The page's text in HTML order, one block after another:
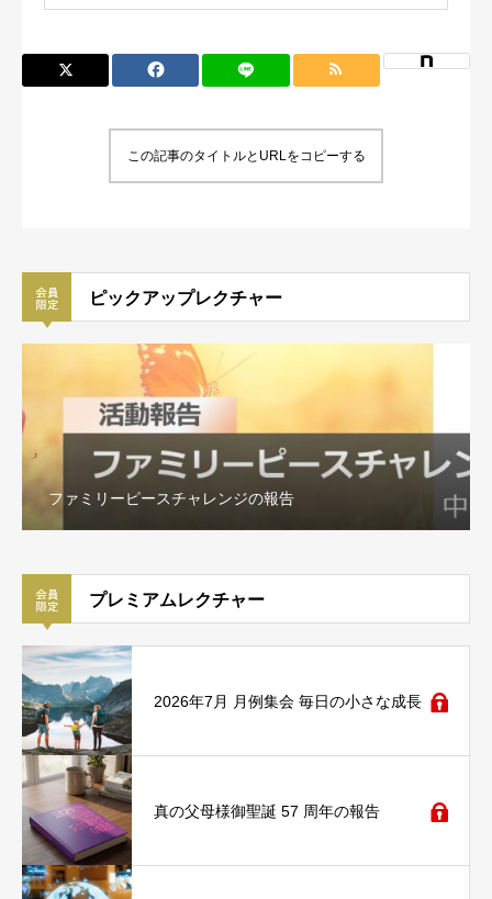
この記事のタイトルとURLをコピーする
ピックアップレクチャー
ファミリーピースチャレンジの報告
プレミアムレクチャー
2026年7月 月例集会 毎日の小さな成長
真の父母様御聖誕 57 周年の報告